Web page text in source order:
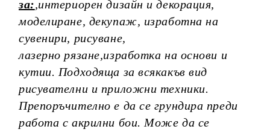
за:,интериорен дизайн и декорация,
моделиране, декупаж, изработна на
сувенири, рисуване,
лазерно рязане,изработка на основи и
кутии. Подходяща за всякакъв вид
рисувателни и приложни техники.
Препоръчително е да се грундира преди
работа с акрилни бои.Може да се